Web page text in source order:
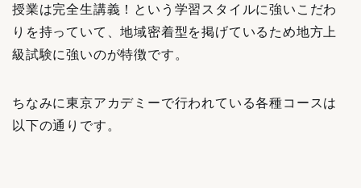
授業は完全生講義！という学習スタイルに強いこだわ
りを持っていて、地域密着型を掲げているため地方上
級試験に強いのが特徴です。
ちなみに東京アカデミーで行われている各種コースは
以下の通りです。